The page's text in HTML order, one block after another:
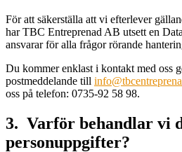
För att säkerställa att vi efterlever
har TBC Entreprenad AB utsett en
ansvarar för alla frågor rörande
Du kommer enklast i kontakt med oss
postmeddelande till
oss på telefon: 0735-92 58 98.
3. Varför behandlar vi
personuppgifter?